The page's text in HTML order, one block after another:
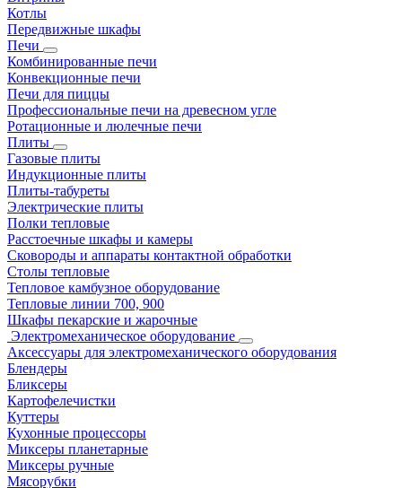
Котлы
Передвижные шкафы
Печи
Комбинированные печи
Конвекционные печи
Печи для пиццы
Профессиональные печи на древесном угле
Ротационные и люлечные печи
Плиты
Газовые плиты
Индукционные плиты
Плиты-табуреты
Электрические плиты
Полки тепловые
Расстоечные шкафы и камеры
Сковороды и аппараты контактной обработки
Столы тепловые
Тепловое камбузное оборудование
Тепловые линии 700, 900
Шкафы пекарские и жарочные
Электромеханическое оборудование
Аксессуары для электромеханического оборудования
Блендеры
Бликсеры
Картофелечистки
Куттеры
Кухонные процессоры
Миксеры планетарные
Миксеры ручные
Мясорубки